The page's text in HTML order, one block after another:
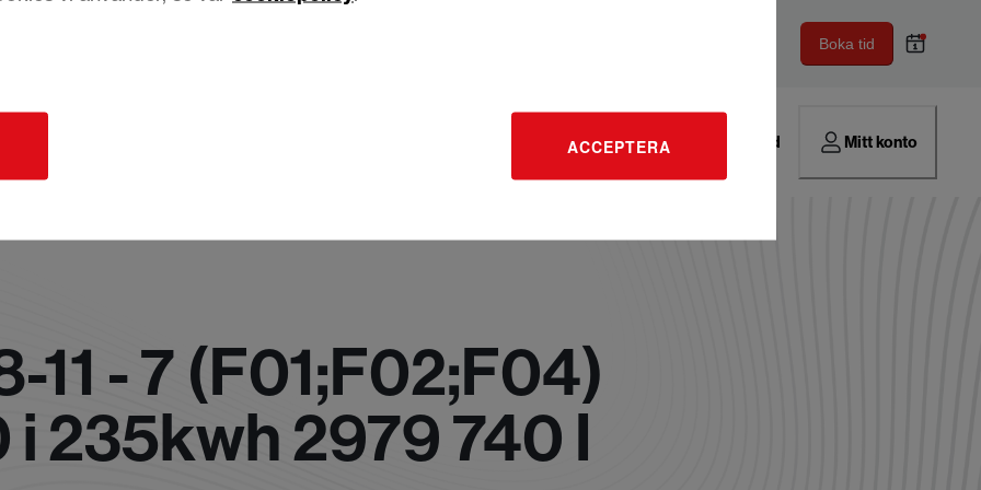
ACCEPTERA
Boka tid
Hitta verkstad Mitt konto
- 7 (F01;F02;F04)
i 235kwh 2979 740 I